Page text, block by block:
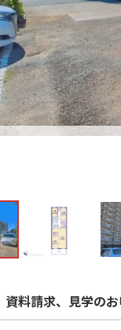
資料請求、見学の